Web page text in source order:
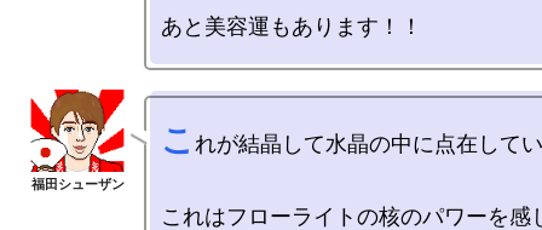
こ れが結晶して水晶の中に点在して
これはフローライトの核のパワーを感